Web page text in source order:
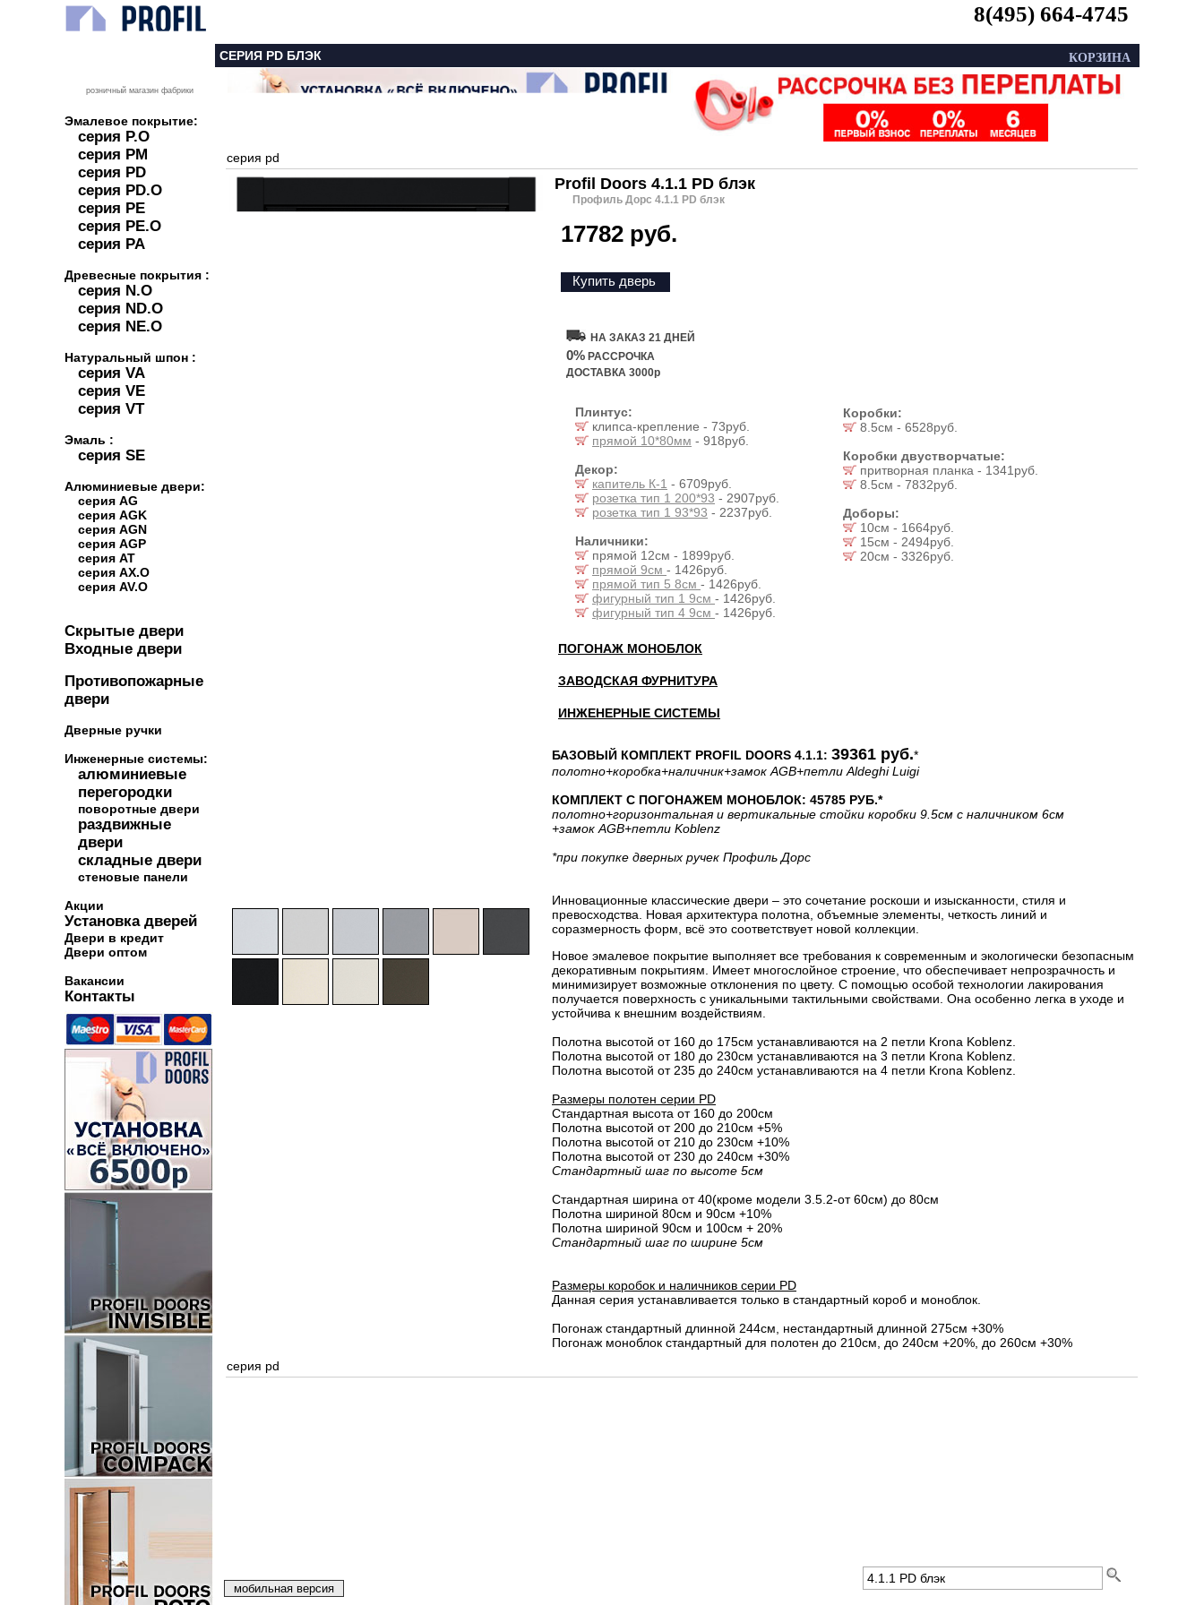
розничный магазин фабрики
Эмалевое покрытие:
серия P.O
серия PM
серия PD
серия PD.O
серия PE
серия PE.O
серия PA
Древесные покрытия :
серия N.O
серия ND.O
серия NE.O
Натуральный шпон :
серия VA
серия VE
серия VT
Эмаль :
серия SE
Алюминиевые двери:
серия AG
серия AGK
серия AGN
серия AGP
серия AT
серия AX.O
серия AV.O
Скрытые двери
Входные двери
Противопожарные
двери
Дверные ручки
Инженерные системы:
алюминиевые
перегородки
поворотные двери
раздвижные
двери
складные двери
стеновые панели
Акции
Установка дверей
Двери в кредит
Двери оптом
Вакансии
Контакты
8(495) 664-4745
КОРЗИНА
СЕРИЯ PD БЛЭК
серия pd
Profil Doors 4.1.1 PD блэк
Профиль Дорс 4.1.1 PD блэк
17782 руб.
Купить дверь
НА ЗАКАЗ 21 ДНЕЙ
0% РАССРОЧКА
ДОСТАВКА 3000р
Плинтус:
клипса-крепление - 73руб.
прямой 10*80мм - 918руб.
Декор:
капитель К-1 - 6709руб.
розетка тип 1 200*93 - 2907руб.
розетка тип 1 93*93 - 2237руб.
Наличники:
прямой 12см - 1899руб.
прямой 9см - 1426руб.
прямой тип 5 8см - 1426руб.
фигурный тип 1 9см - 1426руб.
фигурный тип 4 9см - 1426руб.
Коробки:
8.5см - 6528руб.
Коробки двустворчатые:
притворная планка - 1341руб.
8.5см - 7832руб.
Доборы:
10см - 1664руб.
15см - 2494руб.
20см - 3326руб.
ПОГОНАЖ МОНОБЛОК
ЗАВОДСКАЯ ФУРНИТУРА
ИНЖЕНЕРНЫЕ СИСТЕМЫ
БАЗОВЫЙ КОМПЛЕКТ PROFIL DOORS 4.1.1: 39361 руб.*
полотно+коробка+наличник+замок AGB+петли Aldeghi Luigi
КОМПЛЕКТ С ПОГОНАЖЕМ МОНОБЛОК: 45785 РУБ.*
полотно+горизонтальная и вертикальные стойки коробки 9.5см с наличником 6см
+замок AGB+петли Koblenz
*при покупке дверных ручек Профиль Дорс
Инновационные классические двери – это сочетание роскоши и изысканности, стиля и
превосходства. Новая архитектура полотна, объемные элементы, четкость линий и
соразмерность форм, всё это соответствует новой коллекции.
Новое эмалевое покрытие выполняет все требования к современным и экологически безопасным
декоративным покрытиям. Имеет многослойное строение, что обеспечивает непрозрачность и
минимизирует возможные отклонения по цвету. С помощью особой технологии лакирования
получается поверхность с уникальными тактильными свойствами. Она особенно легка в уходе и
устойчива к внешним воздействиям.
Полотна высотой от 160 до 175см устанавливаются на 2 петли Krona Koblenz.
Полотна высотой от 180 до 230см устанавливаются на 3 петли Krona Koblenz.
Полотна высотой от 235 до 240см устанавливаются на 4 петли Krona Koblenz.
Размеры полотен серии PD
Стандартная высота от 160 до 200см
Полотна высотой от 200 до 210см +5%
Полотна высотой от 210 до 230см +10%
Полотна высотой от 230 до 240см +30%
Стандартный шаг по высоте 5см
Стандартная ширина от 40(кроме модели 3.5.2-от 60см) до 80см
Полотна шириной 80cм и 90cм +10%
Полотна шириной 90см и 100см + 20%
Стандартный шаг по ширине 5см
Размеры коробок и наличников серии PD
Данная серия устанавливается только в стандартный короб и моноблок.
Погонаж стандартный длинной 244см, нестандартный длинной 275см +30%
Погонаж моноблок стандартный для полотен до 210см, до 240см +20%, до 260см +30%
серия pd